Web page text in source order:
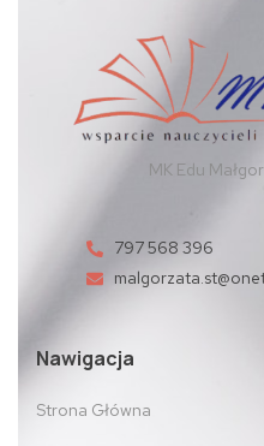
MK Edu
797 568 396
Nawigacja
Strona Główna